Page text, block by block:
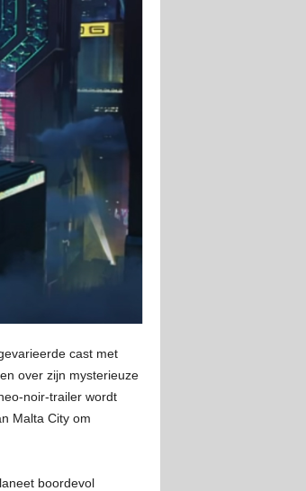
cast met
over zijn mysterieuze
noir-trailer wordt
Malta City om
boordevol